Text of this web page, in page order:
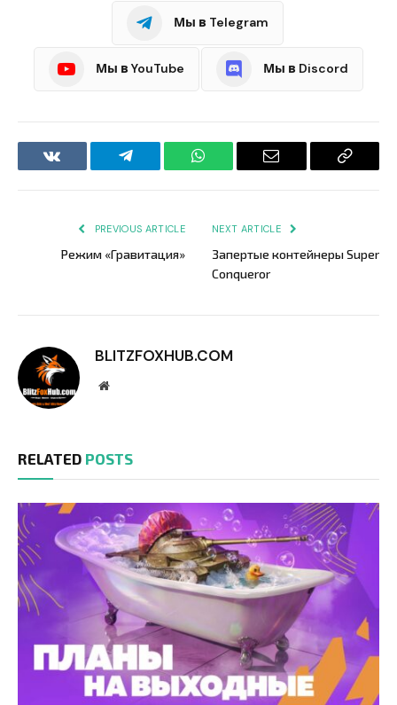
Мы в Telegram
Мы в YouTube Мы в Discord
VKontakteTelegram WhatsApp Email
Copy
PREVIOUS ARTICLE
Режим «Гравитация»
NEXT ARTICLE
Запертые контейнеры Super
Conqueror
BLITZFOXHUB.COM
Website
RELATED POSTS